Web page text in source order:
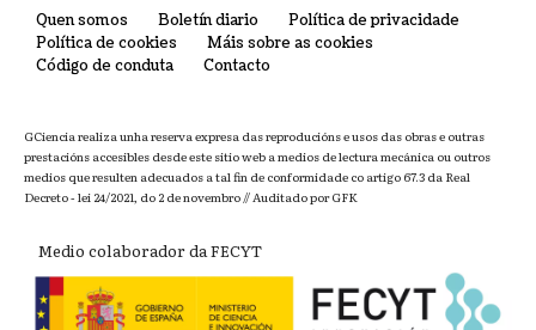
Quen somos Boletín diario
Política de privacidade
Política de cookies
Máis sobre as cookies
Código de conduta
Contacto
GCiencia realiza unha reserva expresa das reproducións e usos das obras e outras
prestacións accesibles desde este sitio web a medios de lectura mecánica ou outros
medios que resulten adecuados a tal fin de conformidade co artigo 67.3 da Real
Decreto - lei 24/2021, do 2 de novembro // Auditado por GFK
Medio colaborador da FECYT